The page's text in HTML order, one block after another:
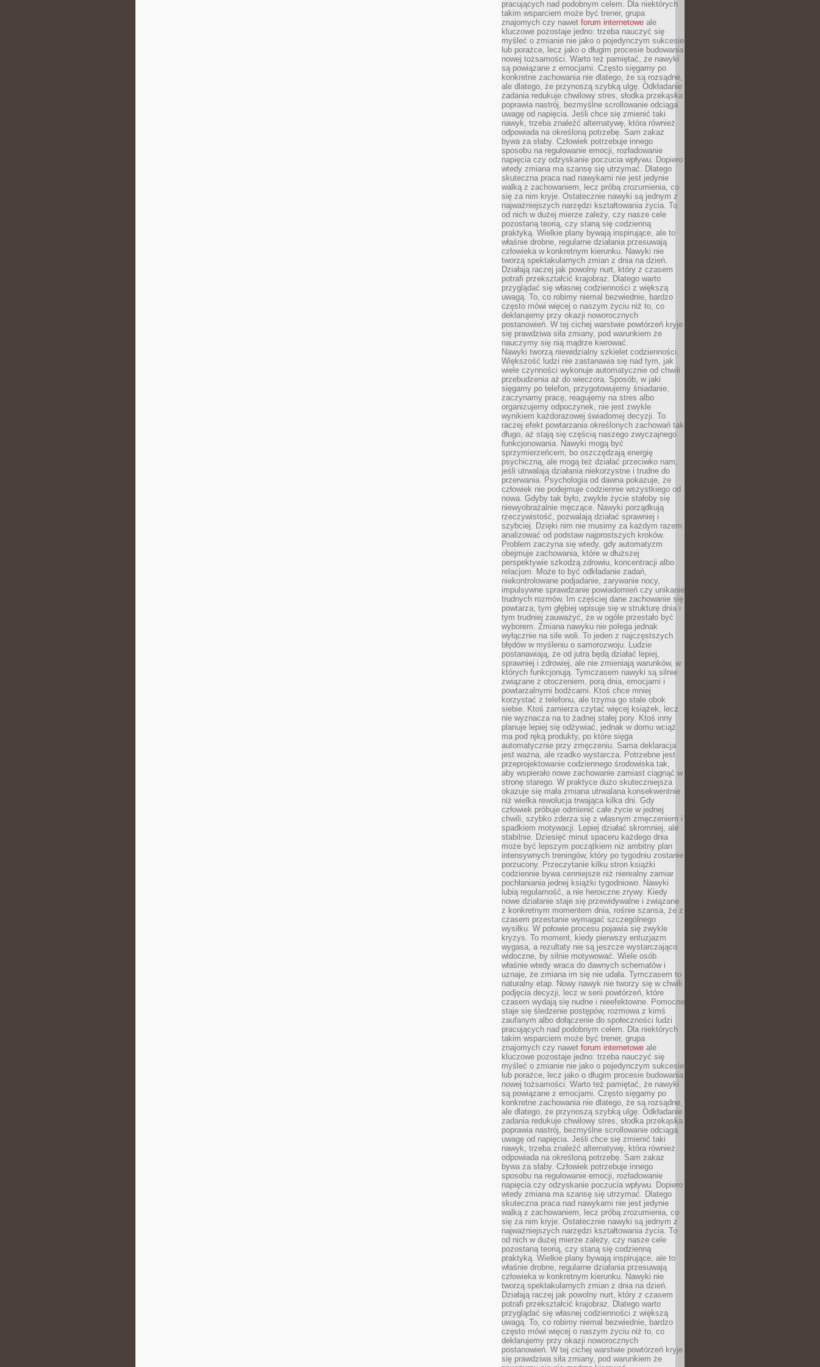
pracujących nad podobnym celem. Dla niektórych
takim wsparciem może być trener, grupa
znajomych czy nawet forum internetowe ale
kluczowe pozostaje jedno: trzeba nauczyć się
myśleć o zmianie nie jako o pojedynczym sukcesie
lub porażce, lecz jako o długim procesie budowania
nowej tożsamości. Warto też pamiętać, że nawyki
są powiązane z emocjami. Często sięgamy po
konkretne zachowania nie dlatego, że są rozsądne,
ale dlatego, że przynoszą szybką ulgę. Odkładanie
zadania redukuje chwilowy stres, słodka przekąska
poprawia nastrój, bezmyślne scrollowanie odciąga
uwagę od napięcia. Jeśli chce się zmienić taki
nawyk, trzeba znaleźć alternatywę, która również
odpowiada na określoną potrzebę. Sam zakaz
bywa za słaby. Człowiek potrzebuje innego
sposobu na regulowanie emocji, rozładowanie
napięcia czy odzyskanie poczucia wpływu. Dopiero
wtedy zmiana ma szansę się utrzymać. Dlatego
skuteczna praca nad nawykami nie jest jedynie
walką z zachowaniem, lecz próbą zrozumienia, co
się za nim kryje. Ostatecznie nawyki są jednym z
najważniejszych narzędzi kształtowania życia. To
od nich w dużej mierze zależy, czy nasze cele
pozostaną teorią, czy staną się codzienną
praktyką. Wielkie plany bywają inspirujące, ale to
właśnie drobne, regularne działania przesuwają
człowieka w konkretnym kierunku. Nawyki nie
tworzą spektakularnych zmian z dnia na dzień.
Działają raczej jak powolny nurt, który z czasem
potrafi przekształcić krajobraz. Dlatego warto
przyglądać się własnej codzienności z większą
uwagą. To, co robimy niemal bezwiednie, bardzo
często mówi więcej o naszym życiu niż to, co
deklarujemy przy okazji noworocznych
postanowień. W tej cichej warstwie powtórzeń kryje
się prawdziwa siła zmiany, pod warunkiem że
nauczymy się nią mądrze kierować.
Nawyki tworzą niewidzialny szkielet codzienności.
Większość ludzi nie zastanawia się nad tym, jak
wiele czynności wykonuje automatycznie od chwili
przebudzenia aż do wieczora. Sposób, w jaki
sięgamy po telefon, przygotowujemy śniadanie,
zaczynamy pracę, reagujemy na stres albo
organizujemy odpoczynek, nie jest zwykle
wynikiem każdorazowej świadomej decyzji. To
raczej efekt powtarzania określonych zachowań tak
długo, aż stają się częścią naszego zwyczajnego
funkcjonowania. Nawyki mogą być
sprzymierzeńcem, bo oszczędzają energię
psychiczną, ale mogą też działać przeciwko nam,
jeśli utrwalają działania niekorzystne i trudne do
przerwania. Psychologia od dawna pokazuje, że
człowiek nie podejmuje codziennie wszystkiego od
nowa. Gdyby tak było, zwykłe życie stałoby się
niewyobrażalnie męczące. Nawyki porządkują
rzeczywistość, pozwalają działać sprawniej i
szybciej. Dzięki nim nie musimy za każdym razem
analizować od podstaw najprostszych kroków.
Problem zaczyna się wtedy, gdy automatyzm
obejmuje zachowania, które w dłuższej
perspektywie szkodzą zdrowiu, koncentracji albo
relacjom. Może to być odkładanie zadań,
niekontrolowane podjadanie, zarywanie nocy,
impulsywne sprawdzanie powiadomień czy unikanie
trudnych rozmów. Im częściej dane zachowanie się
powtarza, tym głębiej wpisuje się w strukturę dnia i
tym trudniej zauważyć, że w ogóle przestało być
wyborem. Zmiana nawyku nie polega jednak
wyłącznie na sile woli. To jeden z najczęstszych
błędów w myśleniu o samorozwoju. Ludzie
postanawiają, że od jutra będą działać lepiej,
sprawniej i zdrowiej, ale nie zmieniają warunków, w
których funkcjonują. Tymczasem nawyki są silnie
związane z otoczeniem, porą dnia, emocjami i
powtarzalnymi bodźcami. Ktoś chce mniej
korzystać z telefonu, ale trzyma go stale obok
siebie. Ktoś zamierza czytać więcej książek, lecz
nie wyznacza na to żadnej stałej pory. Ktoś inny
planuje lepiej się odżywiać, jednak w domu wciąż
ma pod ręką produkty, po które sięga
automatycznie przy zmęczeniu. Sama deklaracja
jest ważna, ale rzadko wystarcza. Potrzebne jest
przeprojektowanie codziennego środowiska tak,
aby wspierało nowe zachowanie zamiast ciągnąć w
stronę starego. W praktyce dużo skuteczniejsza
okazuje się mała zmiana utrwalana konsekwentnie
niż wielka rewolucja trwająca kilka dni. Gdy
człowiek próbuje odmienić całe życie w jednej
chwili, szybko zderza się z własnym zmęczeniem i
spadkiem motywacji. Lepiej działać skromniej, ale
stabilnie. Dziesięć minut spaceru każdego dnia
może być lepszym początkiem niż ambitny plan
intensywnych treningów, który po tygodniu zostanie
porzucony. Przeczytanie kilku stron książki
codziennie bywa cenniejsze niż nierealny zamiar
pochłaniania jednej książki tygodniowo. Nawyki
lubią regularność, a nie heroiczne zrywy. Kiedy
nowe działanie staje się przewidywalne i związane
z konkretnym momentem dnia, rośnie szansa, że z
czasem przestanie wymagać szczególnego
wysiłku. W połowie procesu pojawia się zwykle
kryzys. To moment, kiedy pierwszy entuzjazm
wygasa, a rezultaty nie są jeszcze wystarczająco
widoczne, by silnie motywować. Wiele osób
właśnie wtedy wraca do dawnych schematów i
uznaje, że zmiana im się nie udała. Tymczasem to
naturalny etap. Nowy nawyk nie tworzy się w chwili
podjęcia decyzji, lecz w serii powtórzeń, które
czasem wydają się nudne i nieefektowne. Pomocne
staje się śledzenie postępów, rozmowa z kimś
zaufanym albo dołączenie do społeczności ludzi
pracujących nad podobnym celem. Dla niektórych
takim wsparciem może być trener, grupa
znajomych czy nawet forum internetowe ale
kluczowe pozostaje jedno: trzeba nauczyć się
myśleć o zmianie nie jako o pojedynczym sukcesie
lub porażce, lecz jako o długim procesie budowania
nowej tożsamości. Warto też pamiętać, że nawyki
są powiązane z emocjami. Często sięgamy po
konkretne zachowania nie dlatego, że są rozsądne,
ale dlatego, że przynoszą szybką ulgę. Odkładanie
zadania redukuje chwilowy stres, słodka przekąska
poprawia nastrój, bezmyślne scrollowanie odciąga
uwagę od napięcia. Jeśli chce się zmienić taki
nawyk, trzeba znaleźć alternatywę, która również
odpowiada na określoną potrzebę. Sam zakaz
bywa za słaby. Człowiek potrzebuje innego
sposobu na regulowanie emocji, rozładowanie
napięcia czy odzyskanie poczucia wpływu. Dopiero
wtedy zmiana ma szansę się utrzymać. Dlatego
skuteczna praca nad nawykami nie jest jedynie
walką z zachowaniem, lecz próbą zrozumienia, co
się za nim kryje. Ostatecznie nawyki są jednym z
najważniejszych narzędzi kształtowania życia. To
od nich w dużej mierze zależy, czy nasze cele
pozostaną teorią, czy staną się codzienną
praktyką. Wielkie plany bywają inspirujące, ale to
właśnie drobne, regularne działania przesuwają
człowieka w konkretnym kierunku. Nawyki nie
tworzą spektakularnych zmian z dnia na dzień.
Działają raczej jak powolny nurt, który z czasem
potrafi przekształcić krajobraz. Dlatego warto
przyglądać się własnej codzienności z większą
uwagą. To, co robimy niemal bezwiednie, bardzo
często mówi więcej o naszym życiu niż to, co
deklarujemy przy okazji noworocznych
postanowień. W tej cichej warstwie powtórzeń kryje
się prawdziwa siła zmiany, pod warunkiem że